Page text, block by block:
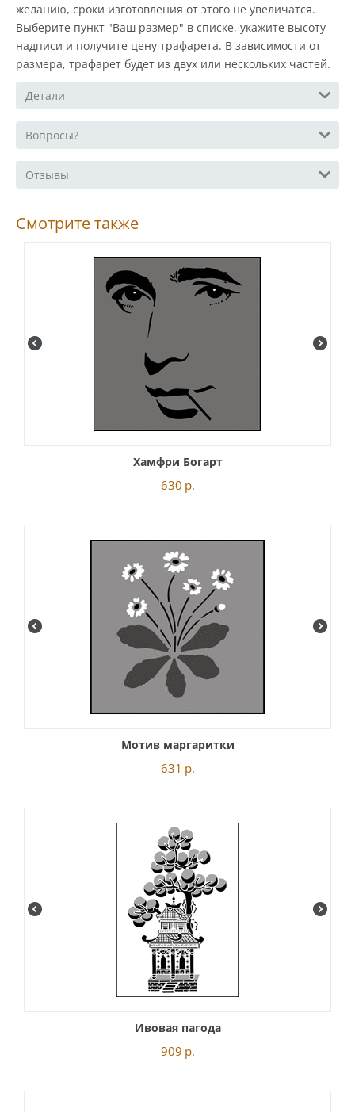
желанию, сроки изготовления от этого не увеличатся.
Выберите пункт "Ваш размер" в списке, укажите высоту
надписи и получите цену трафарета. В зависимости от
размера, трафарет будет из двух или нескольких частей.
Детали
Вопросы?
Отзывы
Смотрите также
Хамфри Богарт
630 р.
Мотив маргаритки
631 р.
Ивовая пагода
909 р.